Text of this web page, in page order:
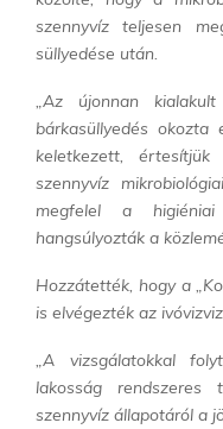
szennyvíz teljesen
süllyedése után.
„Az újonnan
bárkasüllyedés
keletkezett,
szennyvíz
megfelel a
hangsúlyozták a
Hozzátették, hogy a
is elvégezték az
„A vizsgálatokkal
lakosság rendszeres
szennyvíz állapotáról a